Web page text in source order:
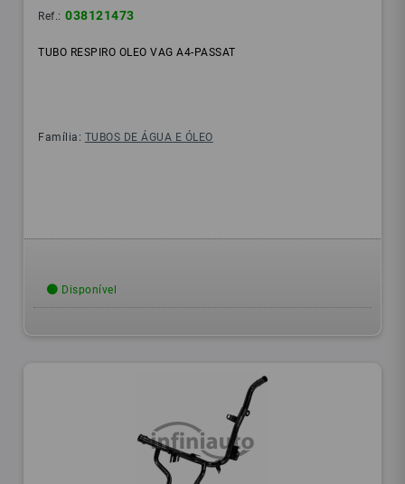
Ref.: 038121473
TUBO RESPIRO OLEO VAG A4-PASSAT
Família: TUBOS DE ÁGUA E ÓLEO
Disponível